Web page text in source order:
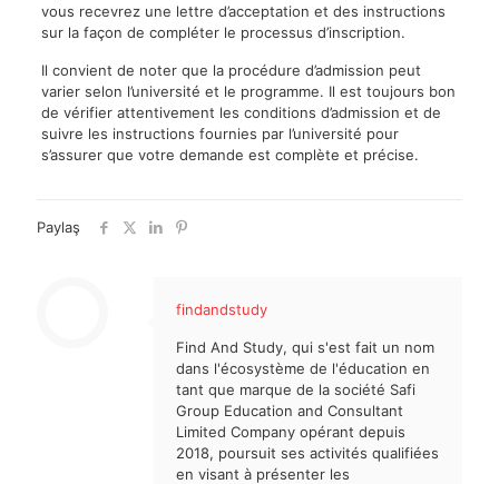
vous recevrez une lettre d’acceptation et des instructions
sur la façon de compléter le processus d’inscription.
Il convient de noter que la procédure d’admission peut
varier selon l’université et le programme. Il est toujours bon
de vérifier attentivement les conditions d’admission et de
suivre les instructions fournies par l’université pour
s’assurer que votre demande est complète et précise.
Paylaş
findandstudy
Find And Study, qui s'est fait un nom
dans l'écosystème de l'éducation en
tant que marque de la société Safi
Group Education and Consultant
Limited Company opérant depuis
2018, poursuit ses activités qualifiées
en visant à présenter les